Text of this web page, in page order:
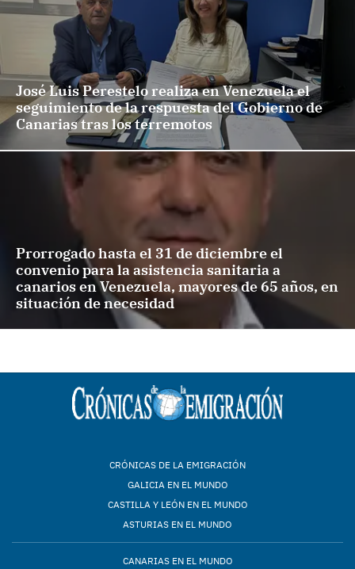
José Luis Perestelo realiza en Venezuela el
seguimiento de la respuesta del Gobierno de
Canarias tras los terremotos
Prorrogado hasta el 31 de diciembre el
convenio para la asistencia sanitaria a
canarios en Venezuela, mayores de 65 años, en
situación de necesidad
CRÓNICAS DE LA EMIGRACIÓN
GALICIA EN EL MUNDO
CASTILLA Y LEÓN EN EL MUNDO
ASTURIAS EN EL MUNDO
CANARIAS EN EL MUNDO